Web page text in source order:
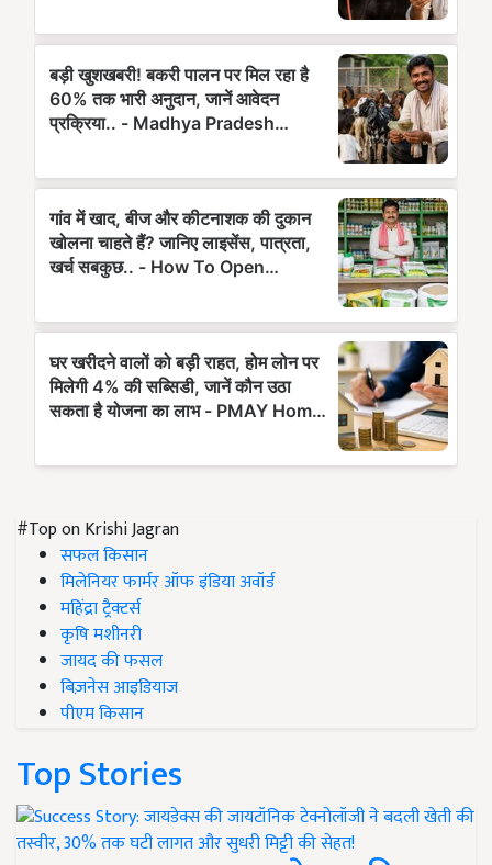
#Top on Krishi Jagran
सफल किसान
मिलेनियर फार्मर ऑफ इंडिया अवॉर्ड
महिंद्रा ट्रैक्टर्स
कृषि मशीनरी
जायद की फसल
बिज़नेस आइडियाज
पीएम किसान
Top Stories